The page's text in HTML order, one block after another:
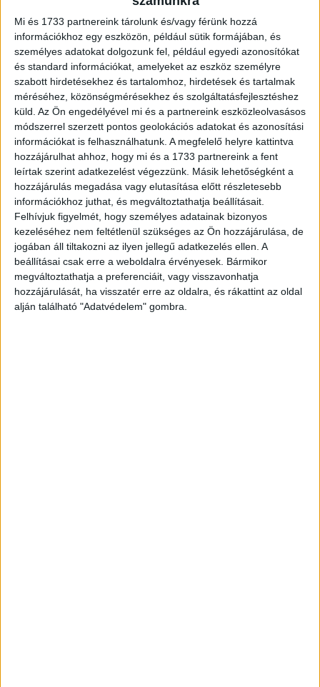
Mi és 1733 partnereink tárolunk és/vagy férünk hozzá
információkhoz egy eszközön, például sütik formájában, és
személyes adatokat dolgozunk fel, például egyedi azonosítókat
és standard információkat, amelyeket az eszköz személyre
szabott hirdetésekhez és tartalomhoz, hirdetések és tartalmak
méréséhez, közönségmérésekhez és szolgáltatásfejlesztéshez
küld. Az Ön engedélyével mi és a partnereink eszközleolvasásos
módszerrel szerzett pontos geolokációs adatokat és azonosítási
információkat is felhasználhatunk. A megfelelő helyre kattintva
hozzájárulhat ahhoz, hogy mi és a 1733 partnereink a fent
leírtak szerint adatkezelést végezzünk. Másik lehetőségként a
hozzájárulás megadása vagy elutasítása előtt részletesebb
információkhoz juthat, és megváltoztathatja beállításait.
Felhívjuk figyelmét, hogy személyes adatainak bizonyos
kezeléséhez nem feltétlenül szükséges az Ön hozzájárulása, de
jogában áll tiltakozni az ilyen jellegű adatkezelés ellen. A
beállításai csak erre a weboldalra érvényesek. Bármikor
megváltoztathatja a preferenciáit, vagy visszavonhatja
hozzájárulását, ha visszatér erre az oldalra, és rákattint az oldal
alján található "Adatvédelem" gombra.
hozzájárulhat a nem halálos, korlátozott sérülés
okozására tervezett védelmi eszközök iránt folyamatosan
növekvő kereslet kiszolgálásához és új piaci
lehetőségeket teremthet a hazai és régiós beszállítók
számára.
A több, mint 160 terméket gyártó CONDOR Non-Lethal
Technologies a nem halálos védelmi eszközök
fejlesztésének egyik nemzetközileg meghatározó
szereplője. Termékportfóliójába egyebek mellett
gumilövedékek, könnygázgránátok, elektrosokk-eszközök
és pirotechnikai termékek tartoznak. A vállalat több mint
80 országban van jelen, és az Egyesült Arab Emírségek
vezető védelmi technológiai csoportja, az EDGE Group
PJSC tagvállalata.